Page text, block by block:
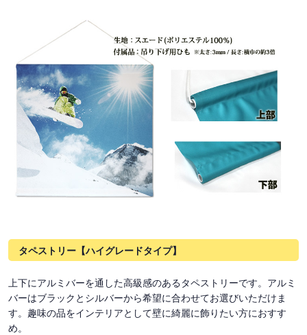
タペストリー【ハイグレードタイプ】
上下にアルミバーを通した高級感のあるタペストリーです。アルミ
バーはブラックとシルバーから希望に合わせてお選びいただけま
す。趣味の品をインテリアとして壁に綺麗に飾りたい方におすす
め。